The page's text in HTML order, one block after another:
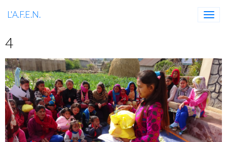
L'A.F.E.N.
4